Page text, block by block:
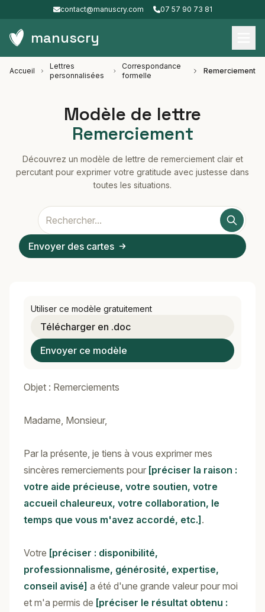
contact@manuscry.com 07 57 90 73 81
manuscry
Accueil
Lettres
personnalisées
Correspondance
formelle
Remerciement
Modèle de lettre
Remerciement
Découvrez un modèle de lettre de remerciement clair et
percutant pour exprimer votre gratitude avec justesse dans
toutes les situations.
Envoyer des cartes
Utiliser ce modèle gratuitement
Télécharger en .doc
Envoyer ce modèle
Objet : Remerciements
Madame, Monsieur,
Par la présente, je tiens à vous exprimer mes
sincères remerciements pour [préciser la raison :
votre aide précieuse, votre soutien, votre
accueil chaleureux, votre collaboration, le
temps que vous m'avez accordé, etc.] .
Votre [préciser : disponibilité,
professionnalisme, générosité, expertise,
conseil avisé] a été d'une grande valeur pour moi
et m'a permis de [préciser le résultat obtenu :